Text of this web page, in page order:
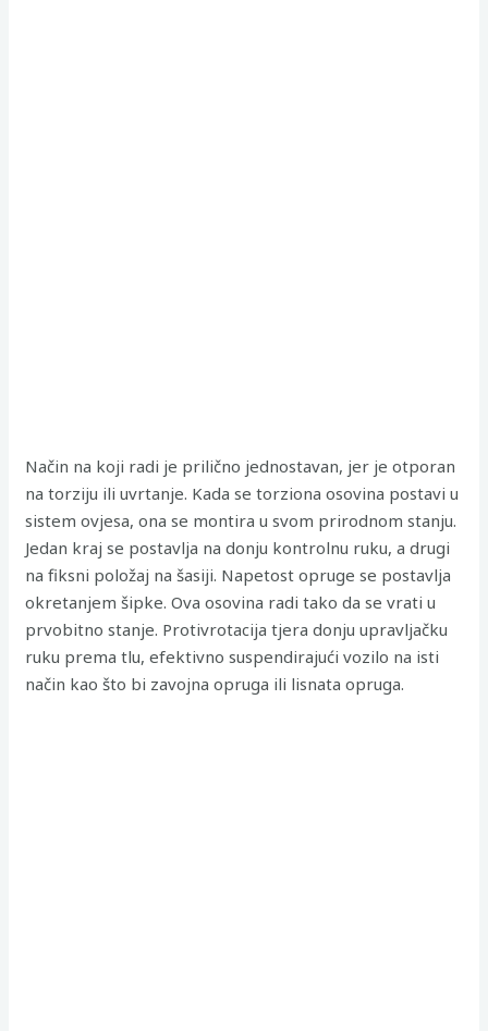
Način na koji radi je prilično jednostavan, jer je otporan
na torziju ili uvrtanje. Kada se torziona osovina postavi u
sistem ovjesa, ona se montira u svom prirodnom stanju.
Jedan kraj se postavlja na donju kontrolnu ruku, a drugi
na fiksni položaj na šasiji. Napetost opruge se postavlja
okretanjem šipke. Ova osovina radi tako da se vrati u
prvobitno stanje. Protivrotacija tjera donju upravljačku
ruku prema tlu, efektivno suspendirajući vozilo na isti
način kao što bi zavojna opruga ili lisnata opruga.